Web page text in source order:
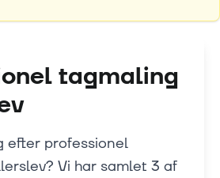
tagmaling
efter professionel
Vi har samlet 3 af